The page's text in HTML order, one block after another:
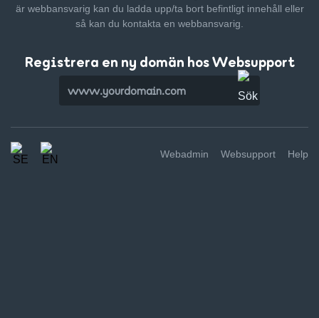
är webbansvarig kan du ladda upp/ta bort befintligt innehåll eller
så kan du kontakta en webbansvarig.
Registrera en ny domän hos Websupport
Webadmin Websupport Help